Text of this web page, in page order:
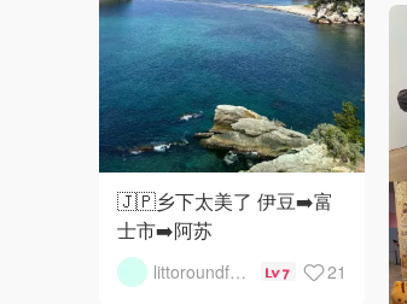
🇯🇵乡下太美了 伊豆➡️富
士市➡️阿苏
littoroundface1 7 21